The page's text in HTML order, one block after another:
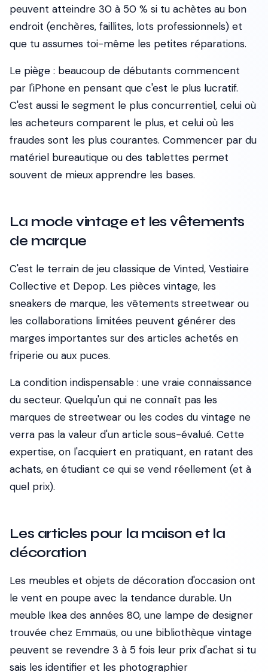
peuvent atteindre 30 à 50 % si tu achètes au bon
endroit (enchères, faillites, lots professionnels) et
que tu assumes toi-même les petites réparations.
Le piège : beaucoup de débutants commencent
par l'iPhone en pensant que c'est le plus lucratif.
C'est aussi le segment le plus concurrentiel, celui où
les acheteurs comparent le plus, et celui où les
fraudes sont les plus courantes. Commencer par du
matériel bureautique ou des tablettes permet
souvent de mieux apprendre les bases.
La mode vintage et les vêtements
de marque
C'est le terrain de jeu classique de Vinted, Vestiaire
Collective et Depop. Les pièces vintage, les
sneakers de marque, les vêtements streetwear ou
les collaborations limitées peuvent générer des
marges importantes sur des articles achetés en
friperie ou aux puces.
La condition indispensable : une vraie connaissance
du secteur. Quelqu'un qui ne connaît pas les
marques de streetwear ou les codes du vintage ne
verra pas la valeur d'un article sous-évalué. Cette
expertise, on l'acquiert en pratiquant, en ratant des
achats, en étudiant ce qui se vend réellement (et à
quel prix).
Les articles pour la maison et la
décoration
Les meubles et objets de décoration d'occasion ont
le vent en poupe avec la tendance durable. Un
meuble Ikea des années 80, une lampe de designer
trouvée chez Emmaüs, ou une bibliothèque vintage
peuvent se revendre 3 à 5 fois leur prix d'achat si tu
sais les identifier et les photographier